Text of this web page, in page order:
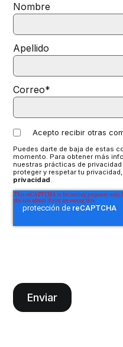
Nombre
Apellido
Correo*
Acepto recibir otras
Puedes darte de baja de estas
momento. Para obtener más
nuestras prácticas de
proteger y respetar tu
privacidad